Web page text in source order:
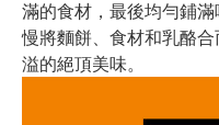
滿的食材，最後均勻鋪
慢將麵餅、食材和乳酪
溢的絕頂美味。